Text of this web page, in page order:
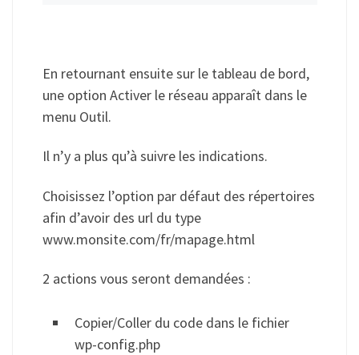
En retournant ensuite sur le tableau de bord,
une option Activer le réseau apparaît dans le
menu Outil.
Il n’y a plus qu’à suivre les indications.
Choisissez l’option par défaut des répertoires
afin d’avoir des url du type
www.monsite.com/fr/mapage.html
2 actions vous seront demandées :
Copier/Coller du code dans le fichier
wp-config.php